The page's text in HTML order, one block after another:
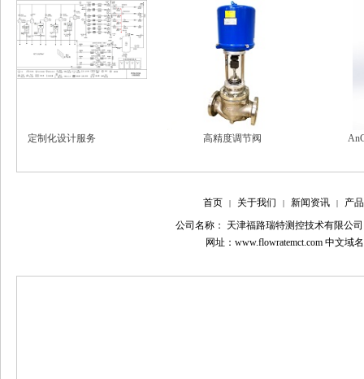
定制化设计服务 高精度调节阀
首页 | 关于我们 | 新闻资讯 |
产
公司名称： 天津福路瑞特测控技术有限公
网址：www.flowratemct.com 中文域